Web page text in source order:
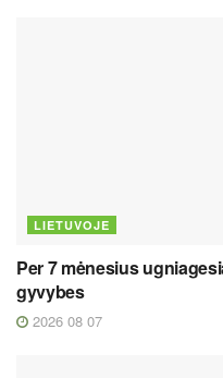
LIETUVOJE
Per 7 mėnesius
gyvybes
2026 08 07